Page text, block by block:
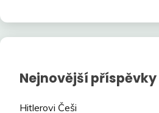
Nejnovější příspěvky
Hitlerovi Češi